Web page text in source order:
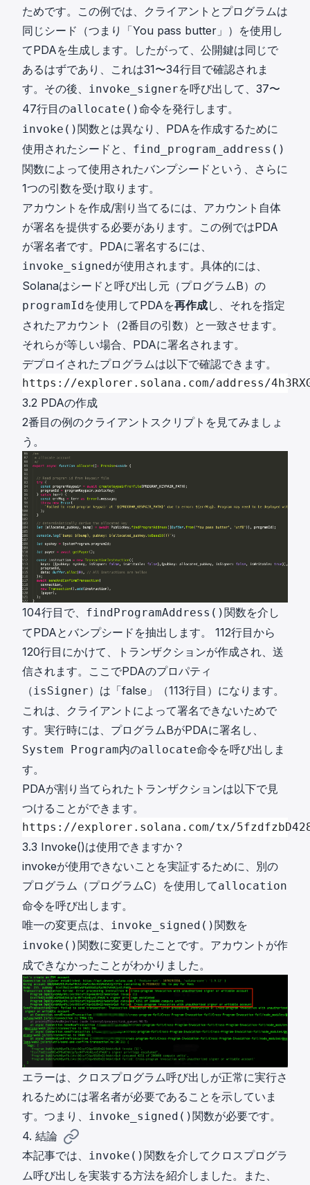
ためです。この例では、クライアントとプログラムは
同じシード（つまり「You pass butter」）を使用し
てPDAを生成します。したがって、公開鍵は同じで
あるはずであり、これは31〜34行目で確認されま
す。その後、 invoke_signerを呼び出して、37〜
47行目のallocate()命令を発行します。
invoke()関数とは異なり、PDAを作成するために
使用されたシードと、 find_program_address()
関数によって使用されたバンプシードという、さらに
1つの引数を受け取ります。
アカウントを作成/割り当てるには、アカウント自体
が署名を提供する必要があります。この例ではPDA
が署名者です。PDAに署名するには、
invoke_signed が使用されます。具体的には、
Solanaはシードと呼び出し元（プログラムB）の
programId を使用してPDAを再作成し、それを指定
されたアカウント（2番目の引数）と一致させます。
それらが等しい場合、PDAに署名されます。
デプロイされたプログラムは以下で確認できます。
https://explorer.solana.com/address/
3.2 PDAの作成
2番目の例のクライアントスクリプトを見てみましょ
う。
104行目で、 findProgramAddress()関数を介し
てPDAとバンプシードを抽出します。 112行目から
120行目にかけて、トランザクションが作成され、送
信されます。ここでPDAのプロパティ
（ isSigner）は「false」（113行目）になります。
これは、クライアントによって署名できないためで
す。実行時には、プログラムBがPDAに署名し、
System Program内のallocate命令を呼び出しま
す。
PDAが割り当てられたトランザクションは以下で見
つけることができます。
https://explorer.solana.com/tx/
3.3 Invoke()は使用できますか？
invokeが使用できないことを実証するために、別の
プログラム（プログラムC）を使用してallocation
命令を呼び出します。
唯一の変更点は、
invoke_signed()関数を
invoke()関数に変更したことです。アカウントが作
成できなかったことがわかりました。
エラーは、クロスプログラム呼び出しが正常に実行さ
れるためには署名者が必要であることを示していま
す。つまり、
invoke_signed()関数が必要です。
4. 結論
本記事では、
invoke()関数を介してクロスプログラ
ム呼び出しを実装する方法を紹介しました。また、